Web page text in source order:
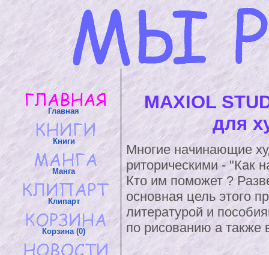
Главная
Книги
Манга
Клипарт
Корзина (0)
MAXIOL
для
Многие начинающие
риторическими - "Как
Кто им поможет ?
основная цель этого
литературой и
по рисованию а также